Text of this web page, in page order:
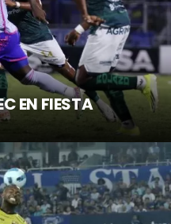
EN FIESTA